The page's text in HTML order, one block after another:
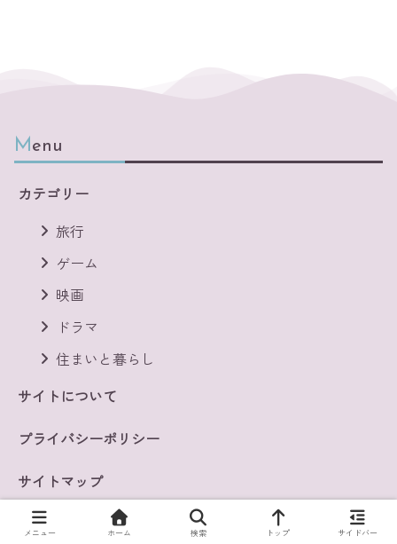
Menu
カテゴリー
旅行
ゲーム
映画
ドラマ
住まいと暮らし
サイトについて
プライバシーポリシー
サイトマップ
お問い合わせ
メニュー ホーム 検索 トップ サイドバー